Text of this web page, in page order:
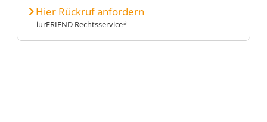
Hier Rückruf anfordern
iurFRIEND Rechtsservice*